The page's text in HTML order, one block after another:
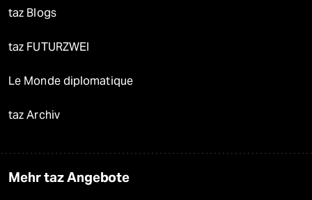
taz Blogs
taz FUTURZWEI
Le Monde diplomatique
taz Archiv
Mehr taz Angebote